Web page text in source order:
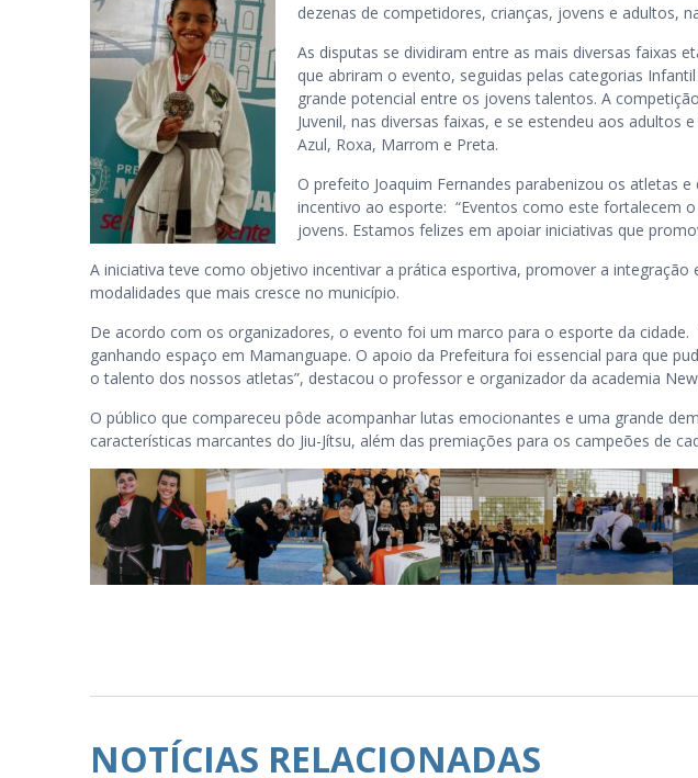
dezenas de competidores, crianças, jovens e adultos,
As disputas se dividiram entre as mais diversas faixas
que abriram o evento, seguidas pelas categorias
grande potencial entre os jovens talentos. A
Juvenil, nas diversas faixas, e se estendeu aos adultos
Azul, Roxa, Marrom e Preta.
O prefeito Joaquim Fernandes parabenizou os atletas
incentivo ao esporte: “Eventos como este fortalecem
jovens. Estamos felizes em apoiar iniciativas que
A iniciativa teve como objetivo incentivar a prática esportiva, promover a integração
modalidades que mais cresce no município.
De acordo com os organizadores, o evento foi um marco para o esporte da cidade.
ganhando espaço em Mamanguape. O apoio da Prefeitura foi essencial para que
o talento dos nossos atletas”, destacou o professor e organizador da academia
O público que compareceu pôde acompanhar lutas emocionantes e uma grande
características marcantes do Jiu-Jítsu, além das premiações para os campeões de
NOTÍCIAS RELACIONADAS